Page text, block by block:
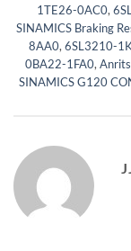
1TE26-0AC0,
SINAMICS Braking
8AA0, 6SL3210-
0BA22-1FA0,
SINAMICS G120